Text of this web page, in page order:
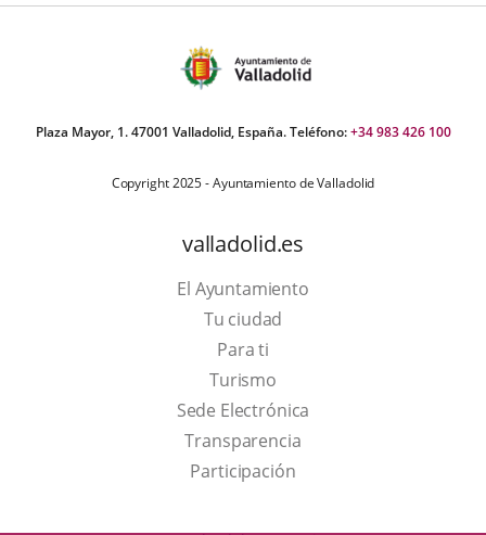
Plaza Mayor, 1. 47001 Valladolid, España. Teléfono:+34 983 426 100
Copyright 2025 - Ayuntamiento de Valladolid
valladolid.es
El Ayuntamiento
Tu ciudad
Para ti
TurismoThis
link
will
open
Sede Electrónica
Transparencia
Participación